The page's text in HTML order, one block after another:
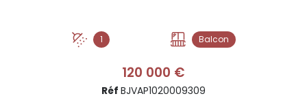
1 Balcon
120 000 €
Réf BJVAP1020009309